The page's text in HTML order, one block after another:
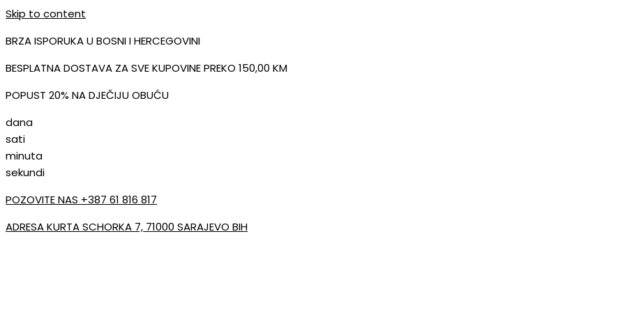
Skip to content
BRZA ISPORUKA U BOSNI I HERCEGOVINI
BESPLATNA DOSTAVA ZA SVE KUPOVINE PREKO 150,00 KM
POPUST 20% NA DJEČIJU OBUĆU
dana
sati
minuta
sekundi
POZOVITE NAS +387 61 816 817
ADRESA KURTA SCHORKA 7, 71000 SARAJEVO BIH